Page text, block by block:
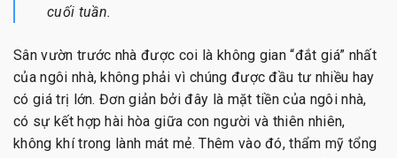
cuối tuần.
Sân vườn trước nhà được coi là không gian “đắt giá” nhất
của ngôi nhà, không phải vì chúng được đầu tư nhiều hay
có giá trị lớn. Đơn giản bởi đây là mặt tiền của ngôi nhà,
có sự kết hợp hài hòa giữa con người và thiên nhiên,
không khí trong lành mát mẻ. Thêm vào đó, thẩm mỹ tổng